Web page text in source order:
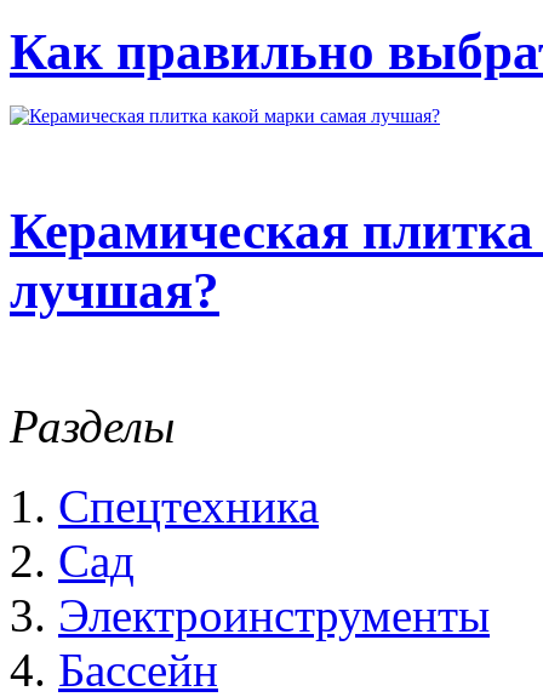
Как правильно
Керамическая
лучшая?
Разделы
Спецтехника
Сад
Электроинструменты
Бассейн